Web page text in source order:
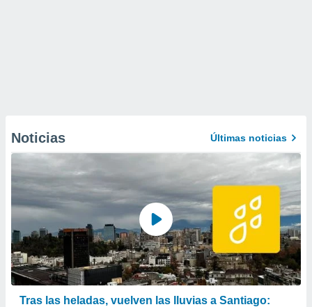
Noticias Últimas noticias
Tras las heladas, vuelven las lluvias a Santiago: